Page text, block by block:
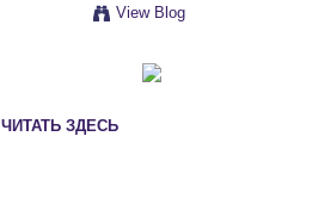
View Blog
ЧИТАТЬ ЗДЕСЬ